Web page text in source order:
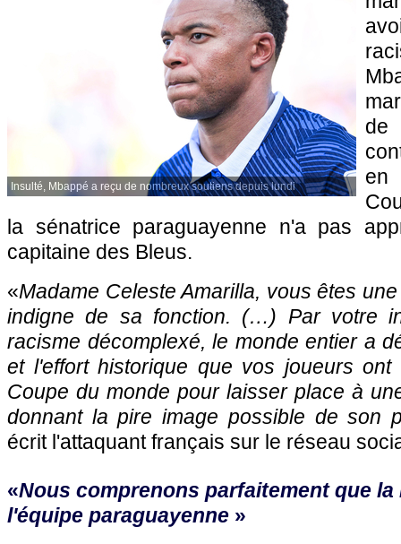
Insulté, Mbappé a reçu de nombreux soutiens depuis lundi
de
en
la sénatrice paraguayenne n'a pas
capitaine des Bleus.
«Madame Celeste Amarilla, vous êtes
indigne de sa fonction. (…) Par votre
racisme décomplexé, le monde entier a
et l'effort historique que vos joueurs ont
Coupe du monde pour laisser place à
donnant la pire image possible de son
écrit l'attaquant français sur le réseau
«Nous comprenons parfaitement que la
l'équipe paraguayenne »